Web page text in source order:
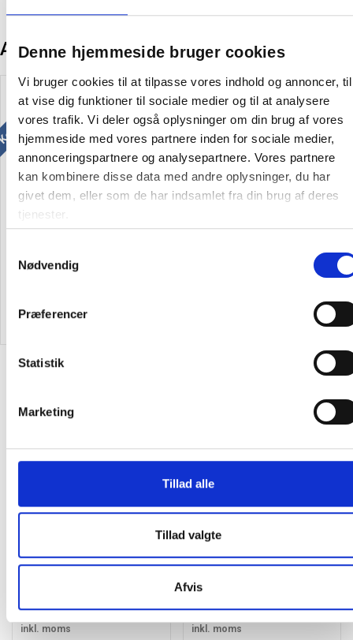
Denne hjemmeside bruger cookies
Vi bruger cookies til at tilpasse vores indhold og annoncer, til
at vise dig funktioner til sociale medier og til at analysere
vores trafik. Vi deler også oplysninger om din brug af vores
hjemmeside med vores partnere inden for sociale medier,
annonceringspartnere og analysepartnere. Vores partnere
kan kombinere disse data med andre oplysninger, du har
givet dem, eller som de har indsamlet fra din brug af deres
tjenester.
Nødvendig
Præferencer
Statistik
Marketing
Tillad alle
Tillad valgte
Afvis
Andre kunder købte også
mere og spar
Lintex Edge Arc larkerede
aluminiumsfødder grå
495,00/ Stk
Køb mere og spar
Lintex Edge Blade larkerede
Læg i kurv
frontmontering sort, sæt
650,00/ Sæt
inkl. moms
Edge sammenkobling af 3
skærme i 120 grader
412,50/ Stk
inkl. moms